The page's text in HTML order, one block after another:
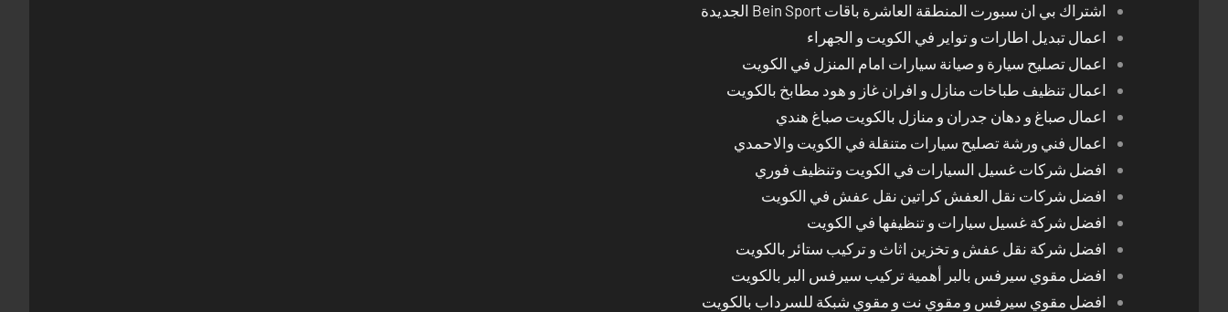
اشتراك بي ان سبورت المنطقة العاشرة باقات Bein Sport الجديدة
اعمال تبديل اطارات و تواير في الكويت و الجهراء
اعمال تصليح سيارة و صيانة سيارات امام المنزل في الكويت
اعمال تنظيف طباخات منازل و افران غاز و هود مطابخ بالكويت
اعمال صباغ و دهان جدران و منازل بالكويت صباغ هندي
اعمال فني ورشة تصليح سيارات متنقلة في الكويت والاحمدي
افضل شركات غسيل السيارات في الكويت وتنظيف فوري
افضل شركات نقل العفش كراتين نقل عفش في الكويت
افضل شركة غسيل سيارات و تنظيفها في الكويت
افضل شركة نقل عفش و تخزين اثاث و تركيب ستائر بالكويت
افضل مقوي سيرفس بالبر أهمية تركيب سيرفس البر بالكويت
افضل مقوي سيرفس و مقوي نت و مقوي شبكة للسرداب بالكويت